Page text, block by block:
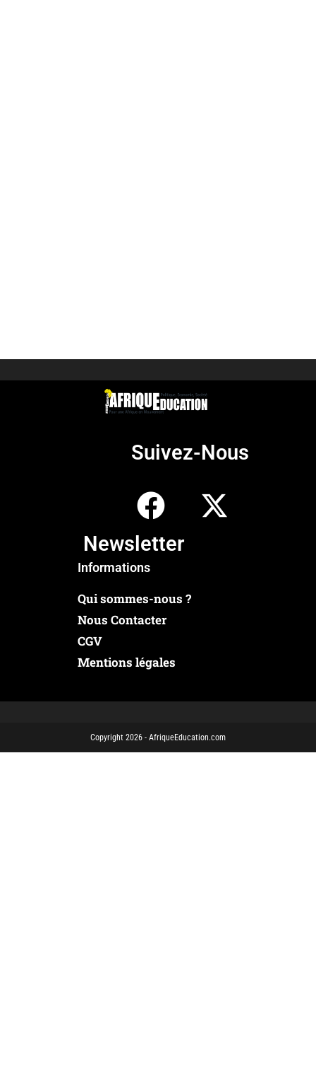
Suivez-Nous
Newsletter
Informations
Qui sommes-nous ?
Nous Contacter
CGV
Mentions légales
Copyright 2026 - AfriqueEducation.com